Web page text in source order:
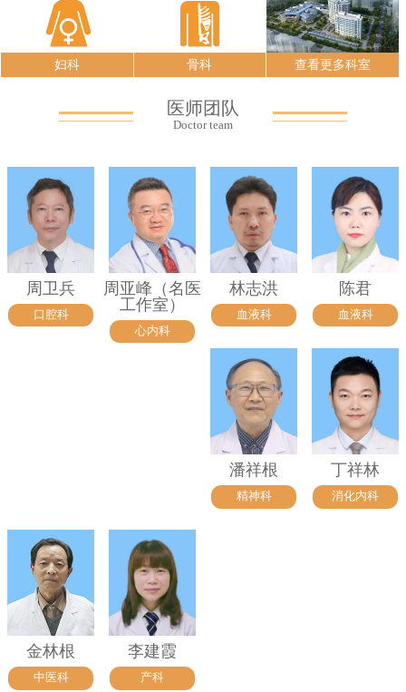
妇科 骨科 查看更多科室
医师团队
Doctor team
周卫兵
口腔科
周亚峰（名医
工作室）
心内科
林志洪
血液科
陈君
血液科
潘祥根
精神科
丁祥林
消化内科
金林根
中医科
李建霞
产科